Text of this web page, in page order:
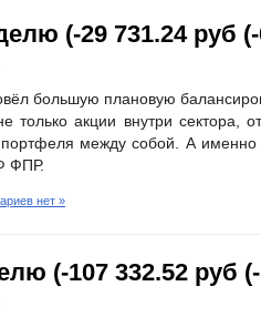
(-29 731.24 руб
большую плановую
только акции внутри сектора,
портфеля между собой. А
ФПР.
нет »
(-107 332.52 руб